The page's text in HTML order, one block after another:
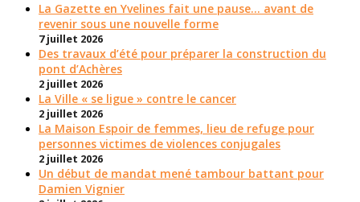
La Gazette en Yvelines fait une pause... avant de
revenir sous une nouvelle forme
7 juillet 2026
Des travaux d’été pour préparer la construction du
pont d’Achères
2 juillet 2026
La Ville « se ligue » contre le cancer
2 juillet 2026
La Maison Espoir de femmes, lieu de refuge pour
personnes victimes de violences conjugales
2 juillet 2026
Un début de mandat mené tambour battant pour
Damien Vignier